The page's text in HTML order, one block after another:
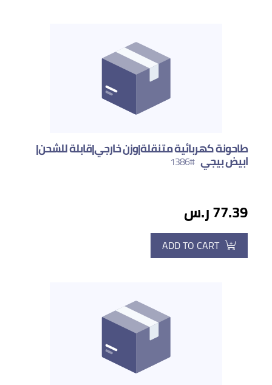
طاحونة كهربائية متنقلة|وزن خارجي|قابلة للشحن|
ابيض بيجي #1386
77.39 ر.س
ADD TO CART